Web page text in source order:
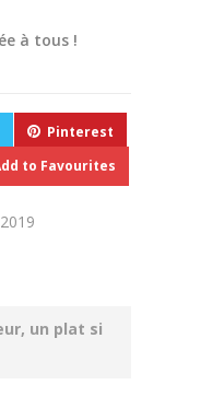
à tous !
Pinterest
to Favourites
un plat si